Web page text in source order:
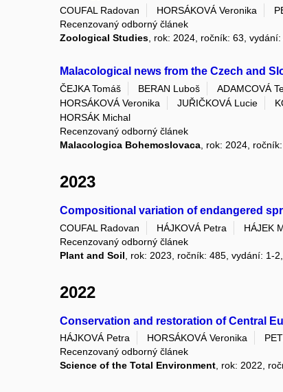
COUFAL Radovan HORSÁKOVÁ Veronika
Recenzovaný odborný článek
Zoological Studies, rok: 2024, ročník: 63, vydání:
Malacological news from the Czech and
ČEJKA Tomáš BERAN Luboš ADAMCOVÁ
HORSÁKOVÁ Veronika
JUŘIČKOVÁ Lucie
HORSÁK Michal
Recenzovaný odborný článek
Malacologica Bohemoslovaca , rok: 2024,
2023
Compositional variation of endangered
COUFAL Radovan HÁJKOVÁ Petra HÁJEK
Recenzovaný odborný článek
Plant and Soil , rok: 2023, ročník: 485, vydání: 1-2,
2022
Conservation and restoration of Central
HÁJKOVÁ Petra HORSÁKOVÁ Veronika
Recenzovaný odborný článek
Science of the Total Environment , rok: 2022,